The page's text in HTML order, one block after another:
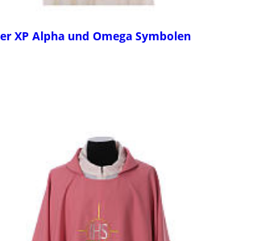
XP Alpha und Omega Symbolen